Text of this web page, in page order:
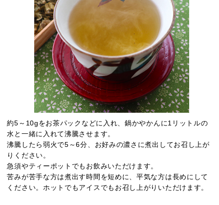
約5～10gをお茶パックなどに入れ、鍋かやかんに1リットルの
水と一緒に入れて沸騰させます。
沸騰したら弱火で5～6分、お好みの濃さに煮出してお召し上が
りください。
急須やティーポットでもお飲みいただけます。
苦みが苦手な方は煮出す時間を短めに、平気な方は長めにして
ください。ホットでもアイスでもお召し上がりいただけます。